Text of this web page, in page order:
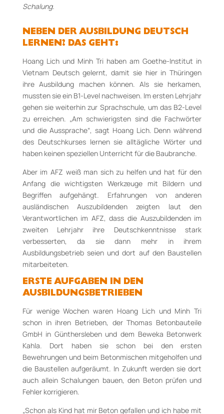
Schalung.
NEBEN DER AUSBILDUNG DEUTSCH
LERNEN? DAS GEHT:
Hoang Lich und Minh Tri haben am Goethe-Institut in
Vietnam Deutsch gelernt, damit sie hier in Thüringen
ihre Ausbildung machen können. Als sie herkamen,
mussten sie ein B1-Level nachweisen. Im ersten Lehrjahr
gehen sie weiterhin zur Sprachschule, um das B2-Level
zu erreichen. „Am schwierigsten sind die Fachwörter
und die Aussprache“, sagt Hoang Lich. Denn während
des Deutschkurses lernen sie alltägliche Wörter und
haben keinen speziellen Unterricht für die Baubranche.
Aber im AFZ weiß man sich zu helfen und hat für den
Anfang die wichtigsten Werkzeuge mit Bildern und
Begriffen aufgehängt. Erfahrungen von anderen
ausländischen Auszubildenden zeigten laut den
Verantwortlichen im AFZ, dass die Auszubildenden im
zweiten Lehrjahr ihre Deutschkenntnisse stark
verbesserten, da sie dann mehr in ihrem
Ausbildungsbetrieb seien und dort auf den Baustellen
mitarbeiteten.
ERSTE AUFGABEN IN DEN
AUSBILDUNGSBETRIEBEN
Für wenige Wochen waren Hoang Lich und Minh Tri
schon in ihren Betrieben, der Thomas Betonbauteile
GmbH in Günthersleben und dem Beweka Betonwerk
Kahla. Dort haben sie schon bei den ersten
Bewehrungen und beim Betonmischen mitgeholfen und
die Baustellen aufgeräumt. In Zukunft werden sie dort
auch allein Schalungen bauen, den Beton prüfen und
Fehler korrigieren.
„Schon als Kind hat mir Beton gefallen und ich habe mit